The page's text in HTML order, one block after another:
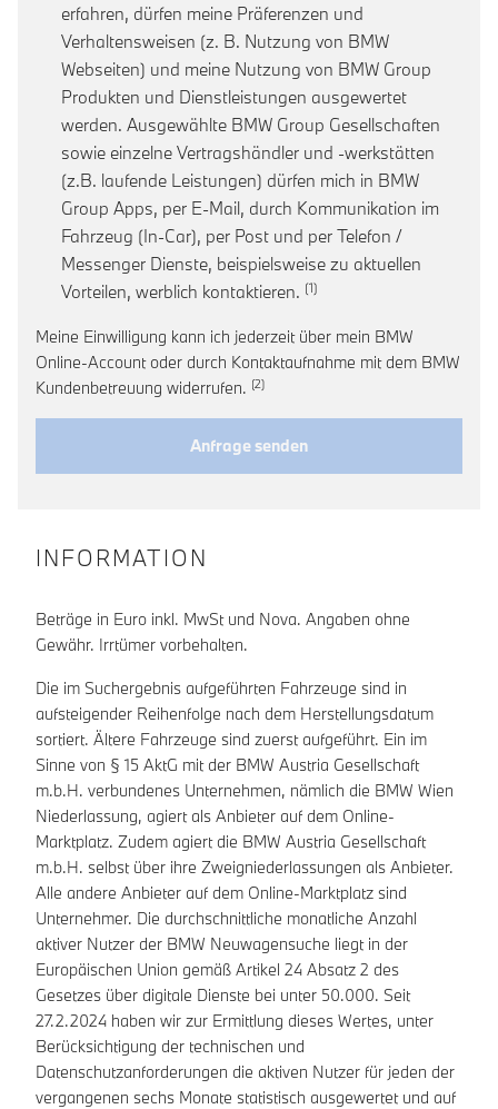
erfahren, dürfen meine Präferenzen und
Verhaltensweisen (z. B. Nutzung von BMW
Webseiten) und meine Nutzung von BMW Group
Produkten und Dienstleistungen ausgewertet
werden. Ausgewählte BMW Group Gesellschaften
sowie einzelne Vertragshändler und -werkstätten
(z.B. laufende Leistungen) dürfen mich in BMW
Group Apps, per E-Mail, durch Kommunikation im
Fahrzeug (In-Car), per Post und per Telefon /
Messenger Dienste, beispielsweise zu aktuellen
Vorteilen, werblich kontaktieren. Link zur Fußnote:
Meine Einwilligung kann ich jederzeit über mein BMW
Online-Account oder durch Kontaktaufnahme mit dem BMW
Kundenbetreuung widerrufen. Link zur Fußnote: Widerruf der
Anfrage senden
INFORMATION
Beträge in Euro inkl. MwSt und Nova. Angaben ohne
Gewähr. Irrtümer vorbehalten.
Die im Suchergebnis aufgeführten Fahrzeuge sind in
aufsteigender Reihenfolge nach dem Herstellungsdatum
sortiert. Ältere Fahrzeuge sind zuerst aufgeführt. Ein im
Sinne von § 15 AktG mit der BMW Austria Gesellschaft
m.b.H. verbundenes Unternehmen, nämlich die BMW Wien
Niederlassung, agiert als Anbieter auf dem Online-
Marktplatz. Zudem agiert die BMW Austria Gesellschaft
m.b.H. selbst über ihre Zweigniederlassungen als Anbieter.
Alle andere Anbieter auf dem Online-Marktplatz sind
Unternehmer. Die durchschnittliche monatliche Anzahl
aktiver Nutzer der BMW Neuwagensuche liegt in der
Europäischen Union gemäß Artikel 24 Absatz 2 des
Gesetzes über digitale Dienste bei unter 50.000. Seit
27.2.2024 haben wir zur Ermittlung dieses Wertes, unter
Berücksichtigung der technischen und
Datenschutzanforderungen die aktiven Nutzer für jeden der
vergangenen sechs Monate statistisch ausgewertet und auf